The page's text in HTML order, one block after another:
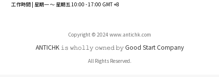
工作時間 | 星期一 ～ 星期五 10:00 - 17:00 GMT +8
Copyright © 2024 www.antichk.com
ANTICHK 𝚒𝚜 𝚠𝚑𝚘𝚕𝚕𝚢 𝚘𝚠𝚗𝚎𝚍 𝚋𝚢 Good Start Company
All Rights Reserved.